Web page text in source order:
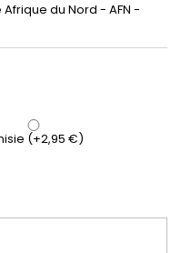
du Nord - AFN -
(+2,95 €)